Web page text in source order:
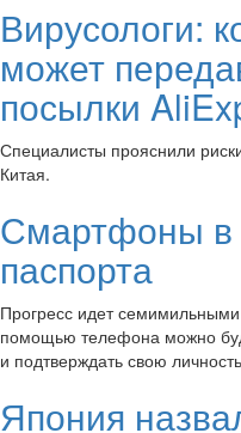
Вирусологи:
может
посылки
Специалисты прояснили
Китая.
Смартфоны в
паспорта
Прогресс идет
помощью телефона можно
и подтверждать свою
Япония